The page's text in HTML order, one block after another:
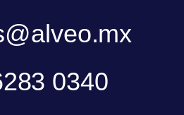
0340